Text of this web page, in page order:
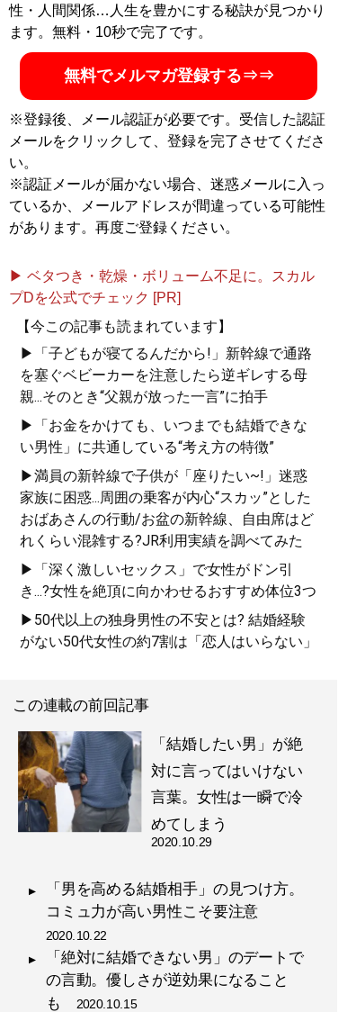
記事一覧へ
性・人間関係…人生を豊かにする秘訣が見つかり
ます。無料・10秒で完了です。
無料でメルマガ登録する⇒⇒
※登録後、メール認証が必要です。受信した認証
メールをクリックして、登録を完了させてくださ
い。
※認証メールが届かない場合、迷惑メールに入っ
ているか、メールアドレスが間違っている可能性
があります。再度ご登録ください。
▶ ベタつき・乾燥・ボリューム不足に。スカル
プDを公式でチェック [PR]
【今この記事も読まれています】
▶「子どもが寝てるんだから!」新幹線で通路
を塞ぐベビーカーを注意したら逆ギレする母
親...そのとき“父親が放った一言”に拍手
▶「お金をかけても、いつまでも結婚できな
い男性」に共通している“考え方の特徴”
▶満員の新幹線で子供が「座りたい~!」迷惑
家族に困惑...周囲の乗客が内心“スカッ”とした
おばあさんの行動/お盆の新幹線、自由席はど
れくらい混雑する?JR利用実績を調べてみた
▶「深く激しいセックス」で女性がドン引
き...?女性を絶頂に向かわせるおすすめ体位3つ
▶50代以上の独身男性の不安とは? 結婚経験
がない50代女性の約7割は「恋人はいらない」
この連載の前回記事
「結婚したい男」が絶
対に言ってはいけない
言葉。女性は一瞬で冷
めてしまう
2020.10.29
「男を高める結婚相手」の見つけ方。
コミュ力が高い男性こそ要注意
2020.10.22
「絶対に結婚できない男」のデートで
の言動。優しさが逆効果になること
も 2020.10.15